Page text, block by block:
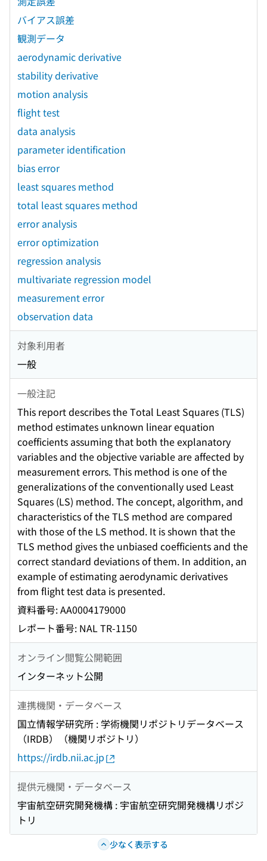
バイアス誤差
観測データ
aerodynamic derivative
stability derivative
motion analysis
flight test
data analysis
parameter identification
bias error
least squares method
total least squares method
error analysis
error optimization
regression analysis
multivariate regression model
measurement error
observation data
対象利用者
一般
一般注記
This report describes the Total Least Squares (TLS)
method estimates unknown linear equation
coefficients assuming that both the explanatory
variables and the objective variable are affected by
measurement errors. This method is one of the
generalizations of the conventionally used Least
Squares (LS) method. The concept, algorithm, and
characteristics of the TLS method are compared
with those of the LS method. It is shown that the
TLS method gives the unbiased coefficients and the
correct standard deviations of them. In addition, an
example of estimating aerodynamic derivatives
from flight test data is presented.
資料番号: AA0004179000
レポート番号: NAL TR-1150
オンライン閲覧公開範囲
インターネット公開
連携機関・データベース
国立情報学研究所 : 学術機関リポジトリデータベース
（IRDB）（機関リポジトリ）
https://irdb.nii.ac.jp
提供元機関・データベース
宇宙航空研究開発機構 : 宇宙航空研究開発機構リポジ
トリ
少なく表示する